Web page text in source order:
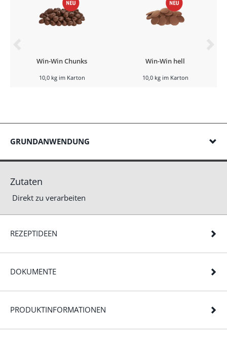
Win-Win Chunks
10,0 kg im Karton
Win-Win hell
10,0 kg im Karton
GRUNDANWENDUNG
Zutaten
Direkt zu verarbeiten
REZEPTIDEEN
DOKUMENTE
PRODUKTINFORMATIONEN